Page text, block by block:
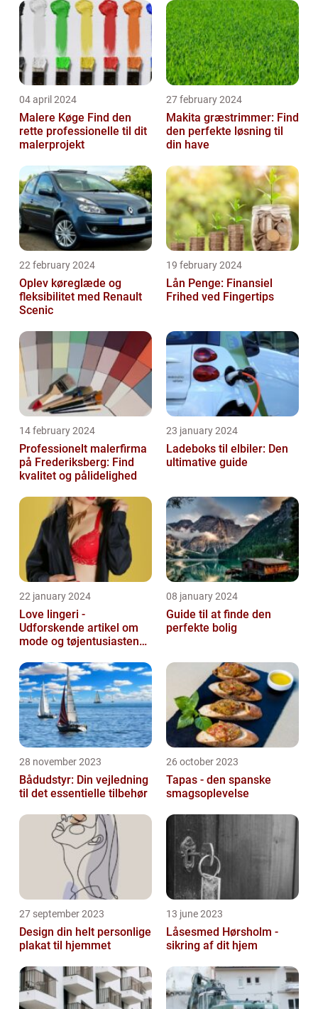
04 april 2024
Malere Køge Find den
rette professionelle til dit
malerprojekt
27 february 2024
Makita græstrimmer: Find
den perfekte løsning til
din have
22 february 2024
Oplev køreglæde og
fleksibilitet med Renault
Scenic
19 february 2024
Lån Penge: Finansiel
Frihed ved Fingertips
14 february 2024
Professionelt malerfirma
på Frederiksberg: Find
kvalitet og pålidelighed
23 january 2024
Ladeboks til elbiler: Den
ultimative guide
22 january 2024
Love lingeri -
Udforskende artikel om
mode og tøjentusiastens
08 january 2024
Guide til at finde den
perfekte bolig
28 november 2023
Bådudstyr: Din vejledning
til det essentielle tilbehør
26 october 2023
Tapas - den spanske
smagsoplevelse
27 september 2023
Design din helt personlige
plakat til hjemmet
13 june 2023
Låsesmed Hørsholm -
sikring af dit hjem